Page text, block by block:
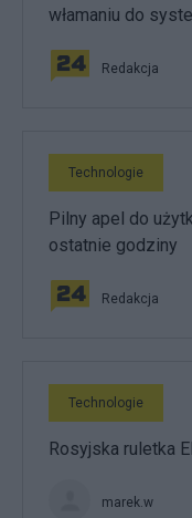
włamaniu do
Redakcja
Technologie
Pilny apel do
ostatnie godziny
Redakcja
Technologie
Rosyjska ruletka
marek.w